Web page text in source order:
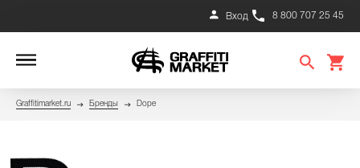
8 800 707 25 45
Вход
Graffitimarket.ru Бренды Dope